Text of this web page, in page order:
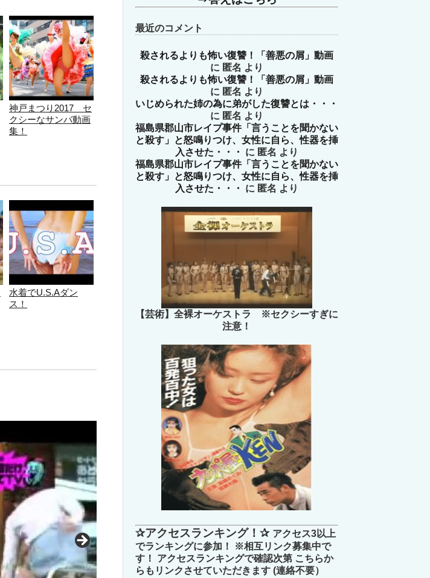
神戸まつり2017 セ
クシーなサンバ動画
集！
水着でU.S.Aダン
ス！
最近のコメント
殺されるよりも怖い復讐！「善悪の屑」動画
に 匿名 より
殺されるよりも怖い復讐！「善悪の屑」動画
に 匿名 より
いじめられた姉の為に弟がした復讐とは・・・
に 匿名 より
福島県郡山市レイプ事件「言うことを聞かない
と殺す」と怒鳴りつけ、女性に自ら、性器を挿
入させた・・・
に 匿名 より
福島県郡山市レイプ事件「言うことを聞かない
と殺す」と怒鳴りつけ、女性に自ら、性器を挿
入させた・・・
に 匿名 より
【芸術】全裸オーケストラ ※セクシーすぎに
注意！
✰アクセスランキング！✰ アクセス3以上
でランキングに参加！ ※相互リンク募集中で
す！ アクセスランキングで確認次第 こちらか
らもリンクさせていただきます (連絡不要）